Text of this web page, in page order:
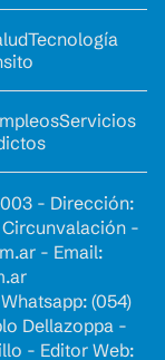
Tecnología
Servicios
- Dirección:
Circunvalación -
- Email:
Whatsapp: (054)
Dellazoppa -
- Editor Web: